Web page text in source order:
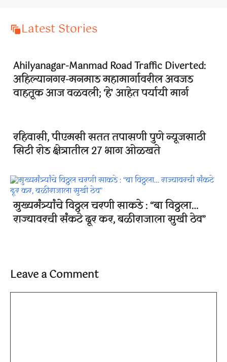
Latest Stories
Ahilyanagar-Manmad Road Traffic Diverted:
अहिल्यानगर-मनमाड महामार्गावरील अवजड
वाहतूक आज वळवली; ‘हे’ आहेत पर्यायी मार्ग
रहिवासी, पीएमसी सतत तपासणी पुणे न्यूजसाठी
सिटी रोड क्षेत्रातील 27 भाग ओळखते
मुख्यमंत्र्यांचे विठ्ठल चरणी साकडे : “बा विठ्ठला…
राज्यावरची संकटे दूर कर, बळीराजाला सुखी ठेव”
Leave a Comment
Comment